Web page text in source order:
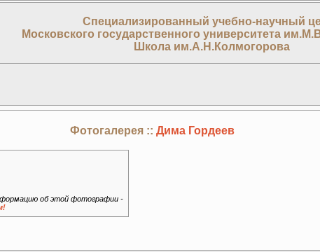
Специализированный учебно-научный
Московского государственного университета
Школа им.А.Н.Колмогорова
Фотогалерея :: Дима Гордеев
об этой фотографии -